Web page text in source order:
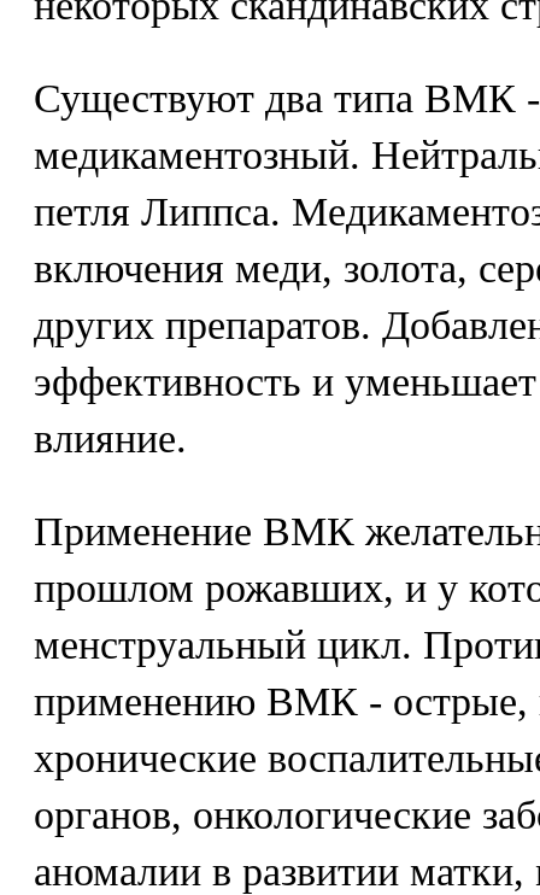
Существуют два типа ВМК
медикаментозный.
петля Липпса.
включения меди, золота,
других препаратов.
эффективность и
влияние.
Применение ВМК
прошлом рожавших, и у
менструальный цикл.
применению ВМК - острые,
хронические
органов, онкологические
аномалии в развитии